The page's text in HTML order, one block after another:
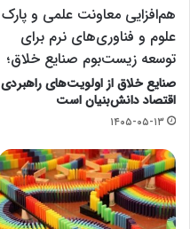
هم‌افزایی معاونت علمی و پارک
علوم و فناوری‌های نرم برای
توسعه زیست‌بوم صنایع خلاق؛
صنایع خلاق از اولویت‌های راهبردی
اقتصاد دانش‌بنیان است
۱۴۰۵-۰۵-۱۳